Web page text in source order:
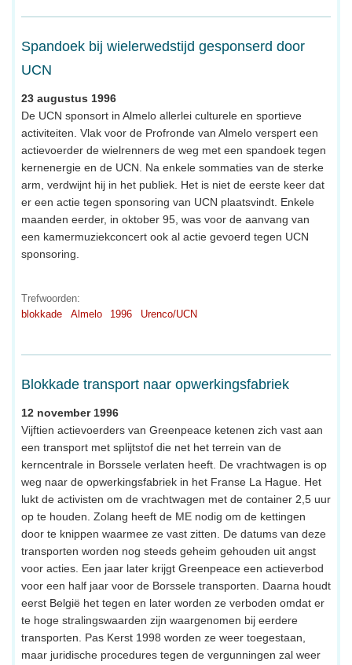
Spandoek bij wielerwedstijd gesponserd door
UCN
23 augustus 1996
De UCN sponsort in Almelo allerlei culturele en sportieve
activiteiten. Vlak voor de Profronde van Almelo verspert een
actievoerder de wielrenners de weg met een spandoek tegen
kernenergie en de UCN. Na enkele sommaties van de sterke
arm, verdwijnt hij in het publiek. Het is niet de eerste keer dat
er een actie tegen sponsoring van UCN plaatsvindt. Enkele
maanden eerder, in oktober 95, was voor de aanvang van
een kamermuziekconcert ook al actie gevoerd tegen UCN
sponsoring.
Trefwoorden:
blokkade
Almelo 1996 Urenco/UCN
Blokkade transport naar opwerkingsfabriek
12 november 1996
Vijftien actievoerders van Greenpeace ketenen zich vast aan
een transport met splijtstof die net het terrein van de
kerncentrale in Borssele verlaten heeft. De vrachtwagen is op
weg naar de opwerkingsfabriek in het Franse La Hague. Het
lukt de activisten om de vrachtwagen met de container 2,5 uur
op te houden. Zolang heeft de ME nodig om de kettingen
door te knippen waarmee ze vast zitten. De datums van deze
transporten worden nog steeds geheim gehouden uit angst
voor acties. Een jaar later krijgt Greenpeace een actieverbod
voor een half jaar voor de Borssele transporten. Daarna houdt
eerst België het tegen en later worden ze verboden omdat er
te hoge stralingswaarden zijn waargenomen bij eerdere
transporten. Pas Kerst 1998 worden ze weer toegestaan,
maar juridische procedures tegen de vergunningen zal weer